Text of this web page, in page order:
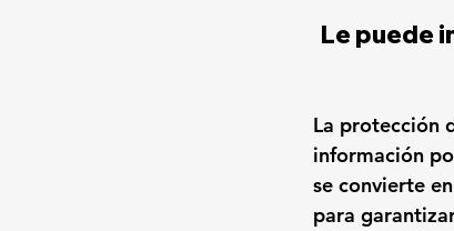
Le puede
La protección
información
se convierte
para